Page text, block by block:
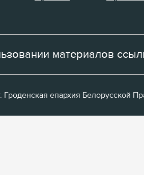
материалов
епархия Белорусской